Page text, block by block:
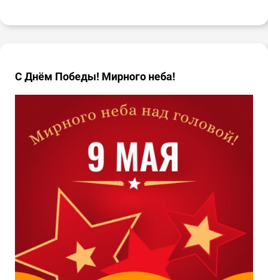
С Днём Победы! Мирного неба!